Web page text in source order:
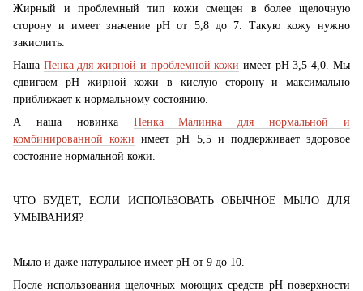
Жирный и проблемный тип кожи смещен в более щелочную
сторону и имеет значение рН от 5,8 до 7. Такую кожу нужно
закислить.
Наша Пенка для жирной и проблемной кожи имеет рН 3,5-4,0. Мы
сдвигаем рН жирной кожи в кислую сторону и максимально
приближает к нормальному состоянию.
А наша новинка Пенка Малинка для нормальной и
комбинированной кожи имеет рН 5,5 и поддерживает здоровое
состояние нормальной кожи.
ЧТО БУДЕТ, ЕСЛИ ИСПОЛЬЗОВАТЬ ОБЫЧНОЕ МЫЛО ДЛЯ
УМЫВАНИЯ?
Мыло и даже натуральное имеет рН от 9 до 10.
После использования щелочных моющих средств pH поверхности